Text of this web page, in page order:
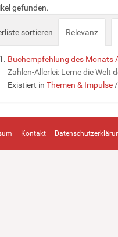
gefunden.
sortieren Relevanz
Buchempfehlung des Monats
Zahlen-Allerlei: Lerne die Welt
Existiert in Themen & Impulse /
Kontakt